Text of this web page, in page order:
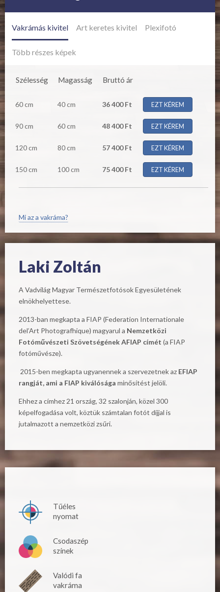
Laki Zoltán
A Vadvilág Magyar Természetfotósok Egyesületének
elnökhelyettese.
2013-ban megkapta a FIAP (Federation Internationale
del’Art Photografhique) magyarul a Nemzetközi
Fotóművészeti Szövetségének AFIAP címét (a FIAP
fotóművésze).
2015-ben megkapta ugyanennek a szervezetnek az EFIAP
rangját, ami a FIAP kiválósága minősítést jelöli.
Ehhez a címhez 21 ország, 32 szalonján, közel 300
képelfogadása volt, köztük számtalan fotót díjjal is
jutalmazott a nemzetközi zsűri.
Vakrámás kivitel Art keretes kivitel Plexifotó
Több részes képek
Szélesség Magasság Bruttó ár
60 cm 40 cm 36 400 Ft EZT KÉREM
90 cm 60 cm 48 400 Ft EZT KÉREM
120 cm 80 cm 57 400 Ft EZT KÉREM
150 cm 100 cm 75 400 Ft EZT KÉREM
Mi az a vakráma?
Tűéles
nyomat
Csodaszép
színek
Valódi fa
vakráma